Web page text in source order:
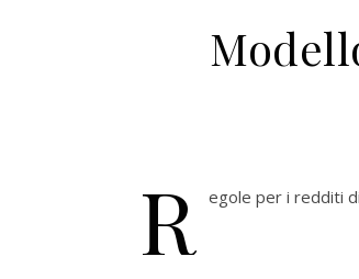
R egole per i redditi